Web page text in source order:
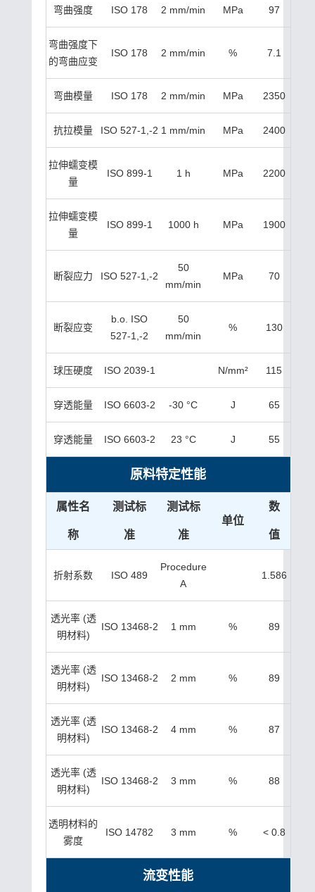
弯曲强度 ISO 178 2 mm/min MPa 97
弯曲强度下
的弯曲应变
ISO 178 2 mm/min % 7.1
弯曲模量 ISO 178 2 mm/min MPa 2350
抗拉模量 ISO 527-1,-2 1 mm/min MPa 2400
拉伸蠕变模
量
ISO 899-1 1 h MPa 2200
拉伸蠕变模
量
ISO 899-1 1000 h MPa 1900
断裂应力 ISO 527-1,-2
50
mm/min
MPa 70
断裂应变
b.o. ISO
527-1,-2
50
mm/min
% 130
球压硬度 ISO 2039-1 N/mm² 115
穿透能量 ISO 6603-2 -30 °C J 65
穿透能量 ISO 6603-2 23 °C J 55
原料特定性能
属性名
称
测试标
准
测试标
准
单位
数
值
折射系数 ISO 489
Procedure
A
1.586
透光率 (透
明材料)
ISO 13468-2 1 mm % 89
透光率 (透
明材料)
ISO 13468-2 2 mm % 89
透光率 (透
明材料)
ISO 13468-2 4 mm % 87
透光率 (透
明材料)
ISO 13468-2 3 mm % 88
透明材料的
雾度
ISO 14782 3 mm % < 0.8
流变性能